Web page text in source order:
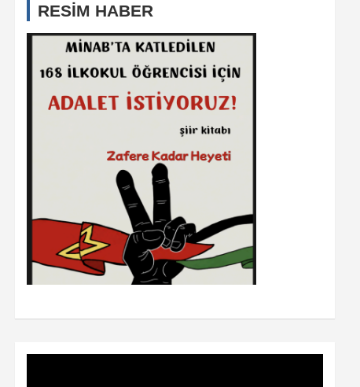
RESİM HABER